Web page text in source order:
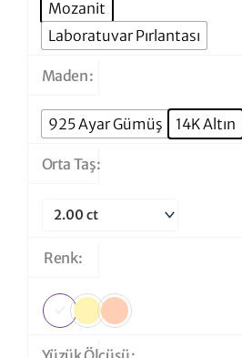
Mozanit
Laboratuvar Pırlantası
Maden
925 Ayar Gümüş 14K Altın
Orta Taş
Renk
Tektaş
Yüzük